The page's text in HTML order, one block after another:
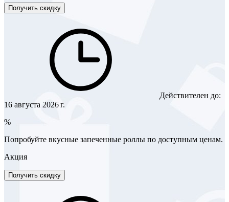
Получить скидку
Действителен до:
16 августа 2026 г.
%
Попробуйте вкусные запеченные роллы по доступным ценам.
Акция
Получить скидку